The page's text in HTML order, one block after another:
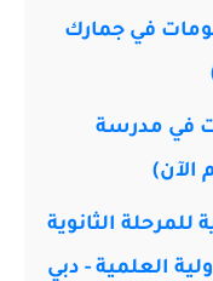
في جمارك
في مدرسة
الثانوية
العلمية - دبي